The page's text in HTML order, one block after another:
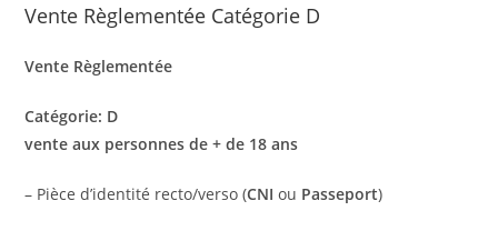
Vente Règlementée Catégorie D
Vente Règlementée
Catégorie: D
vente aux personnes de + de 18 ans
– Pièce d’identité recto/verso (CNI ou Passeport)